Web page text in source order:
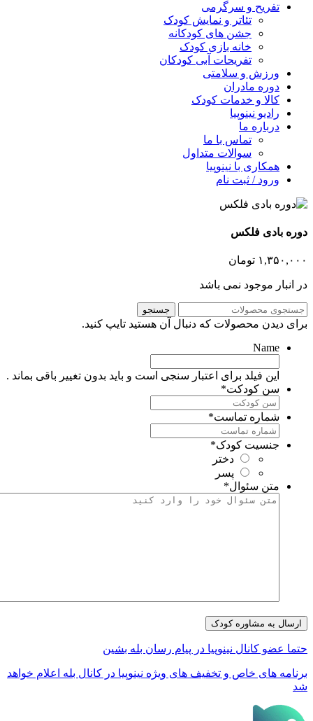
تفریح و سرگرمی
تئاتر و نمایش کودک
جشن های کودکانه
خانه بازی کودک
تفریحات آبی کودکان
ورزش و سلامتی
دوره مادران
کالا و خدمات کودک
رادیو نینوپیا
درباره ما
تماس با ما
سوالات متداول
همکاری با نینوپیا
ورود / ثبت نام
بادی فلکس
تومان
انبار موجود نمی باشد
جستجو
دیدن محصولات که دنبال آن هستید تایپ کنید.
Name
این فیلد برای اعتبار سنجی است و باید بدون تغییر باقی بماند .
سن کودکت*
شماره تماست*
جنسیت کودک*
دختر
پسر
متن سئوال *
عضو کانال نینوپیا در پیام رسان بله بشین
های خاص و تخفیف های ویژه نینوپیا در کانال بله اعلام خواهد